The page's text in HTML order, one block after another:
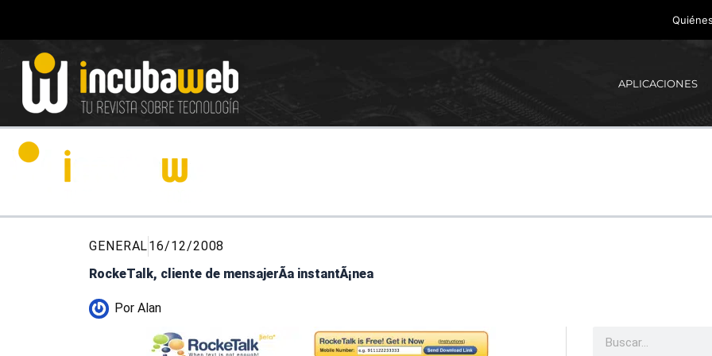
contenido
APLICACIONES
GENERAL16/12/2008
RockeTalk, cliente de mensajerÃ­a instantÃ¡nea
Por Alan